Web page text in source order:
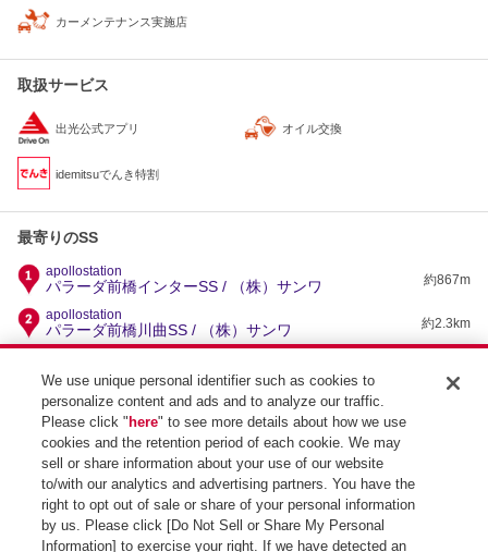
カーメンテナンス実施店
取扱サービス
出光公式アプリ オイル交換
idemitsuでんき特割
最寄りのSS
apollostation
パラーダ前橋インターSS / （株）サンワ 約867m
apollostation
パラーダ前橋川曲SS / （株）サンワ 約2.3km
セルフ大利根SS / 出光リテール販売（株）北関東カン
パニー
約2.5km
apollostation
セルフ問屋町SS / 関東礦油（株）
apollostation
高崎正観寺SS / 関東礦油（株）
We use unique personal identifier such as cookies to
personalize content and ads and to analyze our traffic.
Please click " here" to see more details about how we use
cookies and the retention period of each cookie. We may
sell or share information about your use of our website
to/with our analytics and advertising partners. You have the
right to opt out of sale or share of your personal information
by us. Please click [Do Not Sell or Share My Personal
Information] to exercise your right. If we have detected an